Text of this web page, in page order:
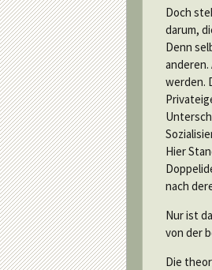
Doch
darum,
Denn
anderen.
werden.
Hier
nach
Nur ist
von der
Die